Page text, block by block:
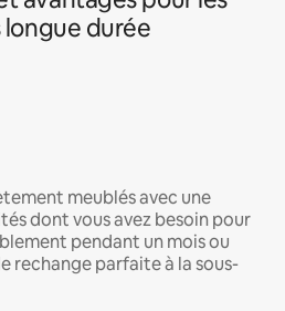
longue durée
meublés avec une
dont vous avez besoin pour
pendant un mois ou
rechange parfaite à la sous-